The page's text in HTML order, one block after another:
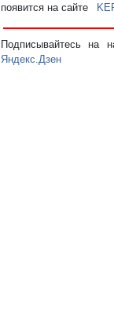
появится на сайте
Подписывайтесь на
Яндекс.Дзен